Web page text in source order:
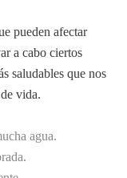
pueden afectar
a cabo ciertos
saludables que nos
vida.
agua.